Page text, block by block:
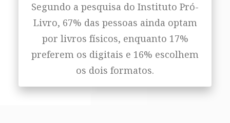
Segundo a pesquisa do Instituto Pró-
Livro, 67% das pessoas ainda optam
por livros físicos, enquanto 17%
preferem os digitais e 16% escolhem
os dois formatos.